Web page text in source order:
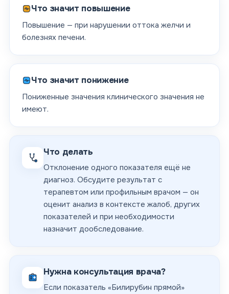
Что значит повышение
Повышение — при нарушении оттока желчи и
болезнях печени.
Что значит понижение
Пониженные значения клинического значения не
имеют.
Что делать
Отклонение одного показателя ещё не
диагноз. Обсудите результат с
терапевтом или профильным врачом — он
оценит анализ в контексте жалоб, других
показателей и при необходимости
назначит дообследование.
Нужна консультация врача?
Если показатель «Билирубин прямой»